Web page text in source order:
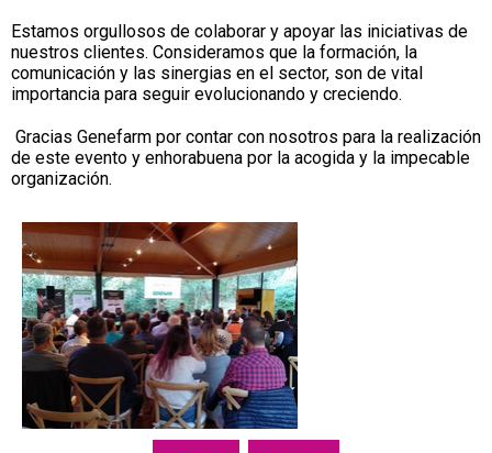
Estamos orgullosos de colaborar y apoyar las iniciativas de
nuestros clientes. Consideramos que la formación, la
comunicación y las sinergias en el sector, son de vital
importancia para seguir evolucionando y creciendo.
Gracias Genefarm por contar con nosotros para la realización
de este evento y enhorabuena por la acogida y la impecable
organización.